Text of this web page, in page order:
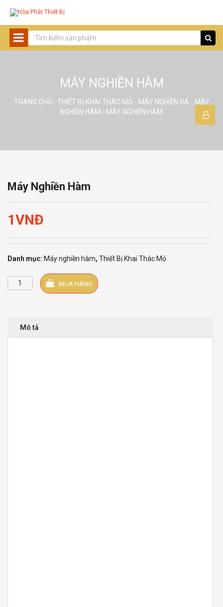
MÁY NGHIỀN HÀM
TRANG CHỦ - THIẾT BỊ KHAI THÁC MỎ - MÁY NGHIỀN ĐÁ - MÁY
NGHIỀN HÀM - MÁY NGHIỀN HÀM
Máy Nghiền Hàm
1VNĐ
Danh mục: Máy nghiền hàm, Thiết Bị Khai Thác Mỏ
Máy
nghiền
MUA HÀNG
Mô tả